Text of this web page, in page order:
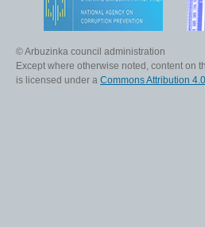
© Arbuzinka council administration
Except where otherwise noted, content on
is licensed under a Commons Attribution